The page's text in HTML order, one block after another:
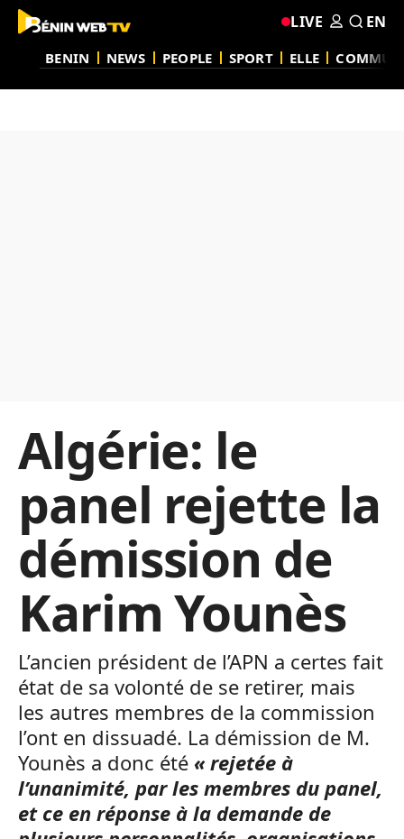
BENIN NEWS PEOPLE SPORT ELLE
LIVE EN
Algérie: le
panel rejette la
démission de
Karim Younès
L’ancien président de l’APN a certes fait
état de sa volonté de se retirer, mais
les autres membres de la commission
l’ont en dissuadé. La démission de M.
Younès a donc été « rejetée à
l’unanimité, par les membres du panel,
et ce en réponse à la demande de